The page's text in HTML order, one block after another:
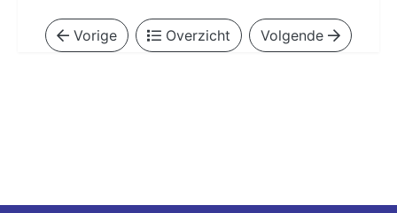
Vorige Overzicht Volgende